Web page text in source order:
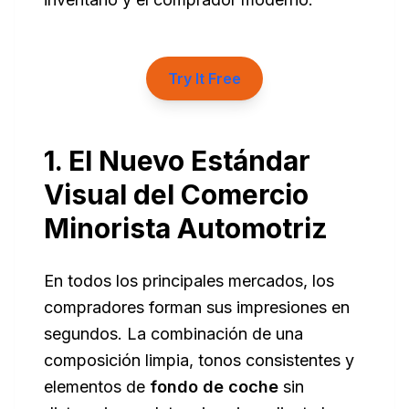
Try It Free
1. El Nuevo Estándar
Visual del Comercio
Minorista Automotriz
En todos los principales mercados, los
compradores forman sus impresiones en
segundos. La combinación de una
composición limpia, tonos consistentes y
elementos de fondo de coche sin